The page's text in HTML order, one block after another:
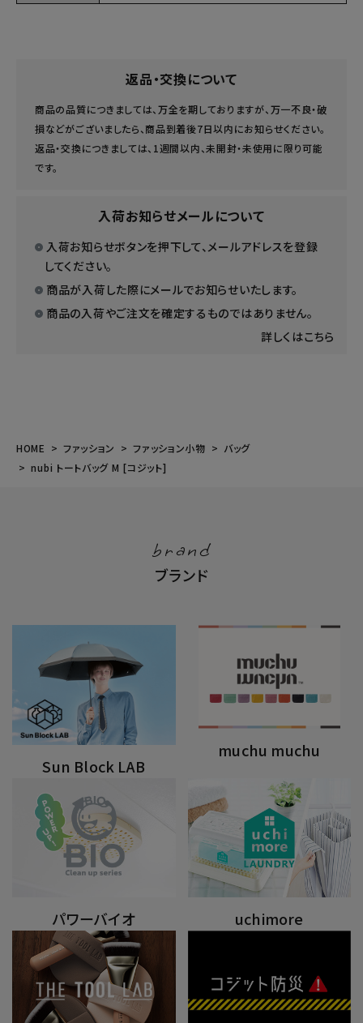
返品・交換について
商品の品質につきましては、万全を期しておりますが、万一不良・破
損などがございましたら、商品到着後7日以内にお知らせください。
返品・交換につきましては、1週間以内、未開封・未使用に限り可能
です。
入荷お知らせメールについて
入荷お知らせボタンを押下して、メールアドレスを登録
してください。
商品が入荷した際にメールでお知らせいたします。
商品の入荷やご注文を確定するものではありません。
詳しくはこちら
HOME ファッション ファッション小物
バッグ
nubi トートバッグ M [コジット]
brand
ブランド
Sun Block LAB
muchu muchu
パワーバイオ uchimore